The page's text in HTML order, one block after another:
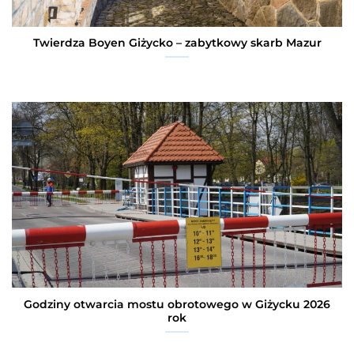
Twierdza Boyen Giżycko – zabytkowy skarb Mazur
Godziny otwarcia mostu obrotowego w Giżycku 2026
rok